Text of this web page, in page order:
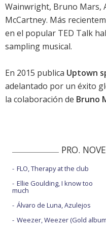
Wainwright, Bruno Mars,
McCartney. Más
en el popular TED Talk
sampling musical.
En 2015 publica Uptown
adelantado por un éxito
la colaboración de Bruno
PRO.
FLO, Therapy at the club
Ellie Goulding, I know too
much
Álvaro de Luna, Azulejos
Weezer, Weezer (Gold